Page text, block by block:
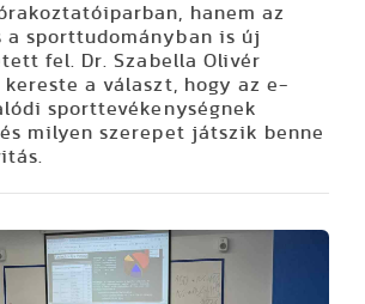
hanem az
a sporttudományban is új
fel. Dr. Szabella Olivér
a választ, hogy az e-
sporttevékenységnek
milyen szerepet játszik benne